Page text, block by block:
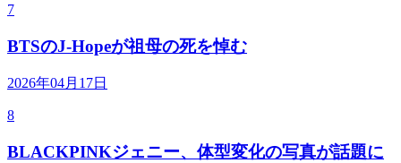
7
BTSのJ-Hopeが祖母の死を悼む
2026年04月17日
8
BLACKPINKジェニー、体型変化の写真が話題に